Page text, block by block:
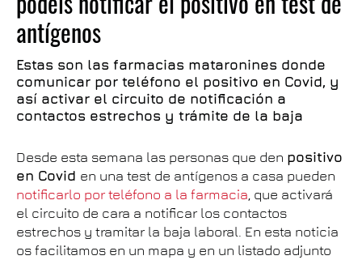
antígenos
Estas son las farmacias mataronines donde
comunicar por teléfono el positivo en Covid, y
así activar el circuito de notificación a
contactos estrechos y trámite de la baja
Desde esta semana las personas que den positivo
en Covid en una test de antígenos a casa pueden
notificarlo por teléfono a la farmacia, que activará
el circuito de cara a notificar los contactos
estrechos y tramitar la baja laboral. En esta noticia
os facilitamos en un mapa y en un listado adjunto